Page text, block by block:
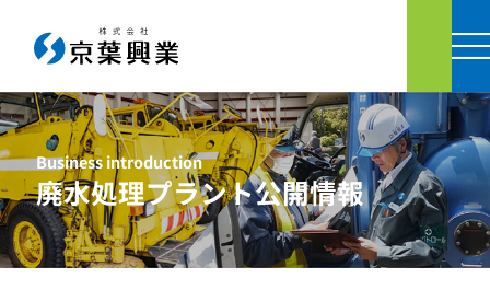
お問
Business introduction
廃水処理プラント公開情報